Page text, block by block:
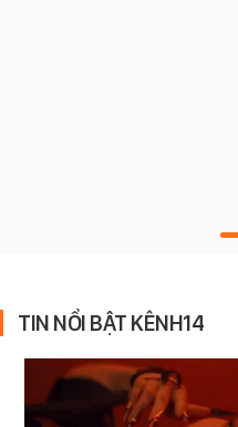
TIN NỔI BẬT KÊNH14